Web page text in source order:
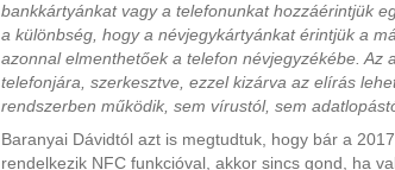
bankkártyánkat vagy a telefonunkat hozzáérintjük
a különbség, hogy a névjegykártyánkat érintjük a
azonnal elmenthetőek a telefon névjegyzékébe.
telefonjára, szerkesztve, ezzel kizárva az elírás
rendszerben működik, sem vírustól, sem
Baranyai Dávidtól azt is megtudtuk, hogy bár a
rendelkezik NFC funkcióval, akkor sincs gond, ha